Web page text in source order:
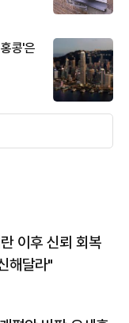
콩'은
이후 신뢰 회복
해달라"